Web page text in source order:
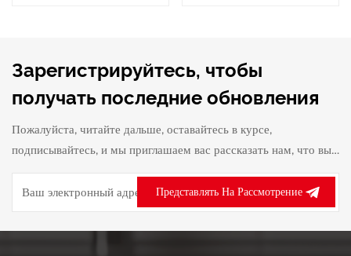
Зарегистрируйтесь, чтобы
получать последние обновления
Пожалуйста, читайте дальше, оставайтесь в курсе,
подписывайтесь, и мы приглашаем вас рассказать нам, что вы
думаете.
Представлять На Рассмотрение